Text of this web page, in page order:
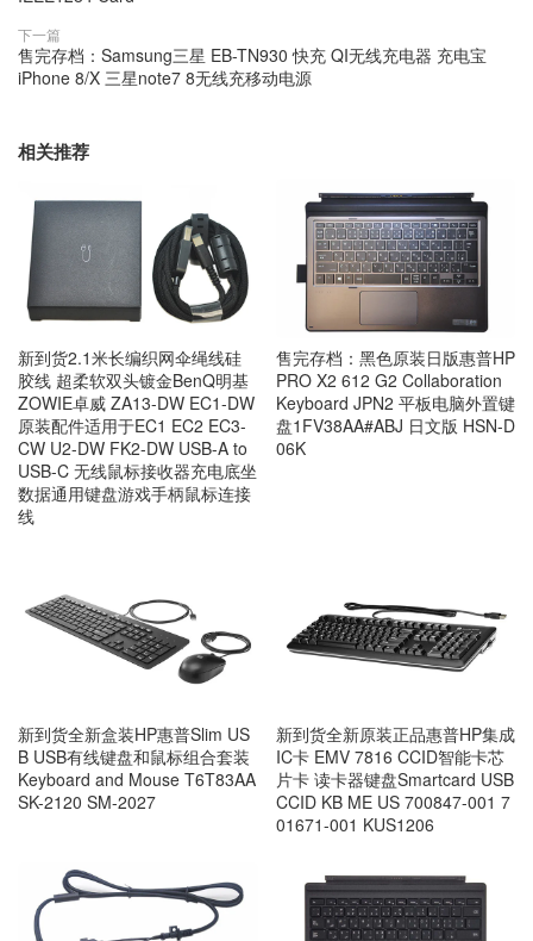
下一篇
售完存档：Samsung三星 EB-TN930 快充 QI无线充电器 充电宝
iPhone 8/X 三星note7 8无线充移动电源
相关推荐
新到货2.1米长编织网伞绳线硅
胶线 超柔软双头镀金BenQ明基
ZOWIE卓威 ZA13-DW EC1-DW
原装配件适用于EC1 EC2 EC3-
CW U2-DW FK2-DW USB-A to
USB-C 无线鼠标接收器充电底坐
数据通用键盘游戏手柄鼠标连接
线
售完存档：黑色原装日版惠普HP
PRO X2 612 G2 Collaboration
Keyboard JPN2 平板电脑外置键
盘1FV38AA#ABJ 日文版 HSN-D
06K
新到货全新盒装HP惠普Slim US
B USB有线键盘和鼠标组合套装
Keyboard and Mouse T6T83AA
SK-2120 SM-2027
新到货全新原装正品惠普HP集成
IC卡 EMV 7816 CCID智能卡芯
片卡 读卡器键盘Smartcard USB
CCID KB ME US 700847-001 7
01671-001 KUS1206